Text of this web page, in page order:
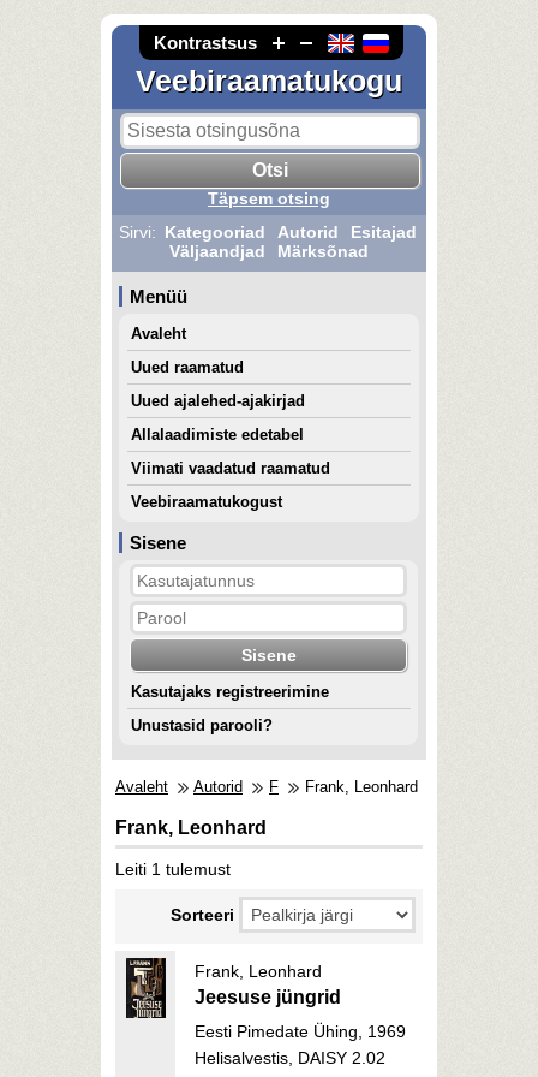
Kontrastsus
Veebiraamatukogu
Sisene
Kasutajaks registreerimine
Unustasid parooli?
Täpsem otsing
Sirvi: Kategooriad Autorid
Esitajad
Väljaandjad
Märksõnad
Menüü
Avaleht
Uued raamatud
Uued ajalehed-ajakirjad
Allalaadimiste edetabel
Viimati vaadatud raamatud
Veebiraamatukogust
Avaleht Autorid F Frank, Leonhard
Frank, Leonhard
Leiti 1 tulemust
Sorteeri
Frank, Leonhard
Jeesuse jüngrid
Eesti Pimedate Ühing, 1969
Helisalvestis, DAISY 2.02